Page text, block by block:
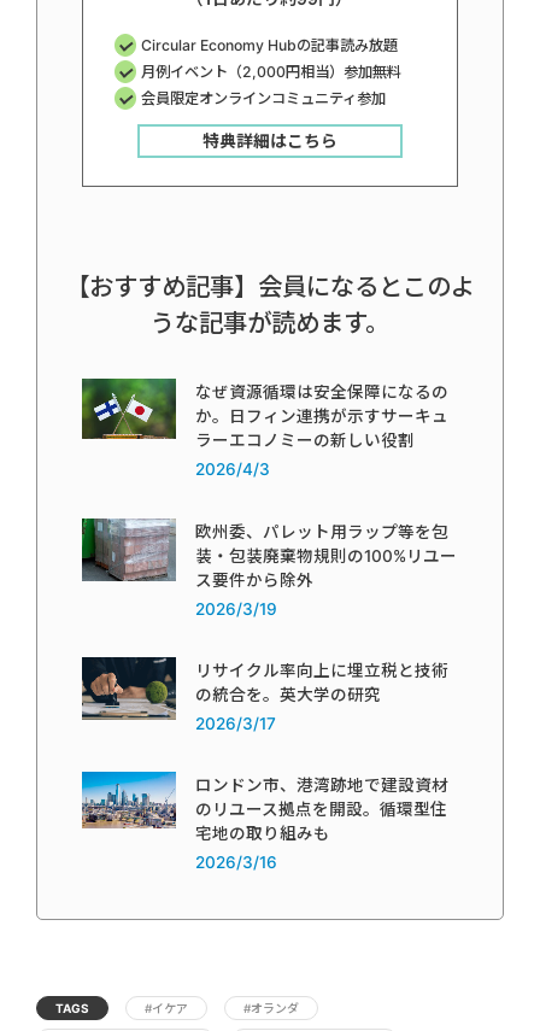
Circular Economy Hubの記事読み放題
月例イベント（2,000円相当）参加無料
会員限定オンラインコミュニティ参加
特典詳細はこちら
【おすすめ記事】会員になるとこのよ
うな記事が読めます。
なぜ資源循環は安全保障になるの
か。日フィン連携が示すサーキュ
ラーエコノミーの新しい役割
2026/4/3
欧州委、パレット用ラップ等を包
装・包装廃棄物規則の100%リユー
ス要件から除外
2026/3/19
リサイクル率向上に埋立税と技術
の統合を。英大学の研究
2026/3/17
ロンドン市、港湾跡地で建設資材
のリユース拠点を開設。循環型住
宅地の取り組みも
2026/3/16
TAGS #イケア #オランダ